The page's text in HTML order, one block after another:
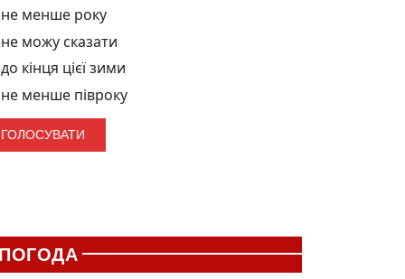
не менше року
не можу сказати
до кінця цієї зими
не менше півроку
ПОГОДА